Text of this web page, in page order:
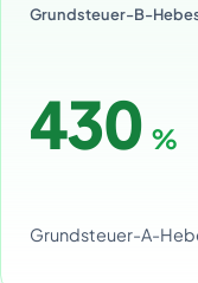
Grundsteuer-B-
430 %
Grundsteuer-A-